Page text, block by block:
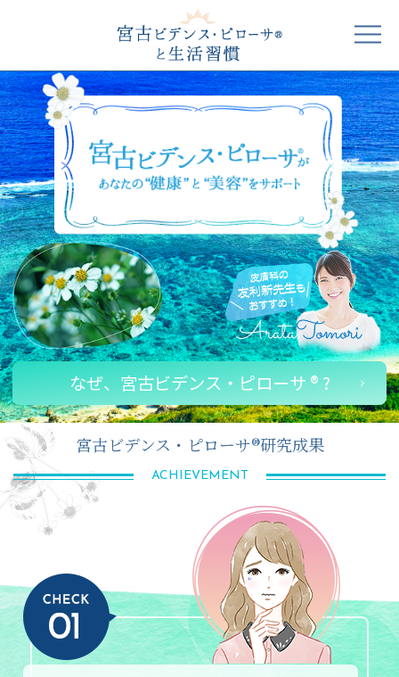
なぜ、宮古ビデンス・ピローサ ® ?
宮古ビデンス・ピローサ®研究成果
ACHIEVEMENT